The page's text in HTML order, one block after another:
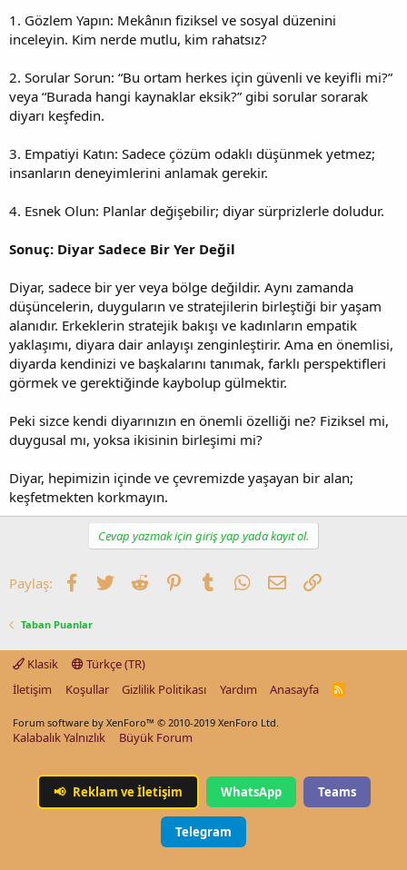
1. Gözlem Yapın: Mekânın fiziksel ve sosyal düzenini
inceleyin. Kim nerde mutlu, kim rahatsız?
2. Sorular Sorun: “Bu ortam herkes için güvenli ve keyifli mi?”
veya “Burada hangi kaynaklar eksik?” gibi sorular sorarak
diyarı keşfedin.
3. Empatiyi Katın: Sadece çözüm odaklı düşünmek yetmez;
insanların deneyimlerini anlamak gerekir.
4. Esnek Olun: Planlar değişebilir; diyar sürprizlerle doludur.
Sonuç: Diyar Sadece Bir Yer Değil
Diyar, sadece bir yer veya bölge değildir. Aynı zamanda
düşüncelerin, duyguların ve stratejilerin birleştiği bir yaşam
alanıdır. Erkeklerin stratejik bakışı ve kadınların empatik
yaklaşımı, diyara dair anlayışı zenginleştirir. Ama en önemlisi,
diyarda kendinizi ve başkalarını tanımak, farklı perspektifleri
görmek ve gerektiğinde kaybolup gülmektir.
Peki sizce kendi diyarınızın en önemli özelliği ne? Fiziksel mi,
duygusal mı, yoksa ikisinin birleşimi mi?
Diyar, hepimizin içinde ve çevremizde yaşayan bir alan;
keşfetmekten korkmayın.
Cevap yazmak için giriş yap yada kayıt ol.
Paylaş: Facebook
TwitterReddit PinterestTumblrWhatsApp
E-postaLink
Taban Puanlar
Klasik
Türkçe (TR)
İletişim
Koşullar Gizlilik Politikası Yardım Anasayfa
R
Forum software by XenForo™ © 2010-2019 XenForo Ltd.
Kalabalık Yalnızlık Büyük Forum
📢 Reklam ve İletişim WhatsApp Teams
Telegram